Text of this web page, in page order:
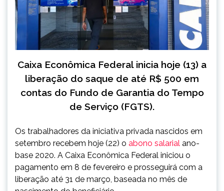
Caixa Econômica Federal inicia hoje (13) a
liberação do saque de até R$ 500 em
contas do Fundo de Garantia do Tempo
de Serviço (FGTS).
Os trabalhadores da iniciativa privada nascidos em
setembro recebem hoje (22) o abono salarial ano-
base 2020. A Caixa Econômica Federal iniciou o
pagamento em 8 de fevereiro e prosseguirá com a
liberação até 31 de março, baseada no mês de